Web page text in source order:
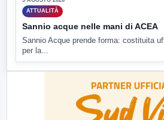
ATTUALITÀ
Sannio acque nelle mani di ACEA
Sannio Acque prende forma: costituita
per la...